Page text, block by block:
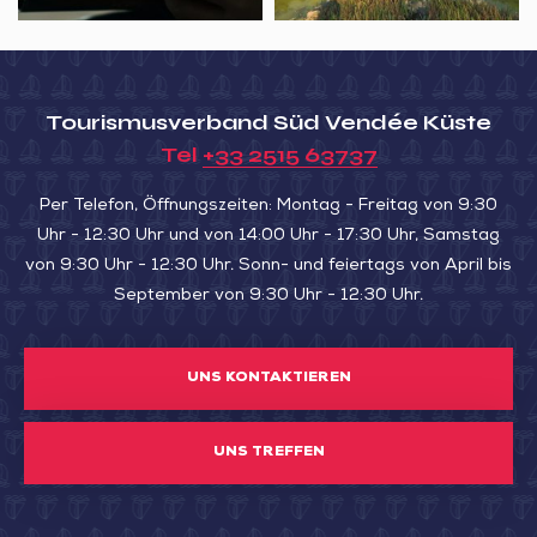
aux
voyages
Tourismusverband Süd Vendée Küste
Tel +33 2515 63737
Per Telefon, Öffnungszeiten: Montag - Freitag von 9:30
Uhr - 12:30 Uhr und von 14:00 Uhr - 17:30 Uhr, Samstag
von 9:30 Uhr - 12:30 Uhr. Sonn- und feiertags von April bis
September von 9:30 Uhr - 12:30 Uhr.
UNS KONTAKTIEREN
UNS TREFFEN